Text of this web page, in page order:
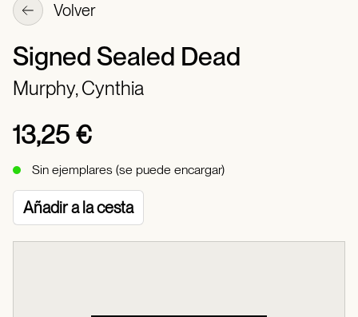
Volver
Signed Sealed Dead
Murphy, Cynthia
13,25 €
Sin ejemplares (se puede encargar)
Añadir a la cesta